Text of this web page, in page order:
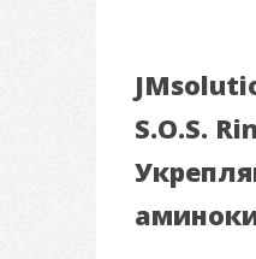
S.O.S.